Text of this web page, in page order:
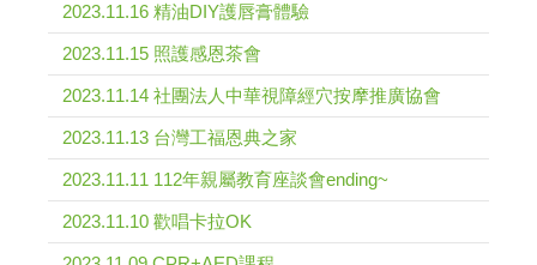
2023.11.16 精油DIY護唇膏體驗
2023.11.15 照護感恩茶會
2023.11.14 社團法人中華視障經穴按摩推廣協會
2023.11.13 台灣工福恩典之家
2023.11.11 112年親屬教育座談會ending~
2023.11.10 歡唱卡拉OK